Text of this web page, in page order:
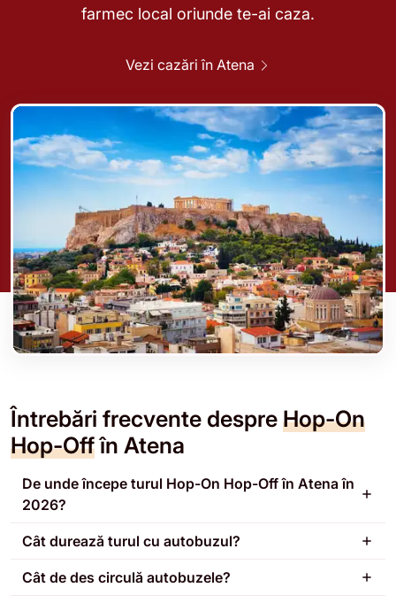
farmec local oriunde te-ai caza.
Vezi cazări în Atena
Întrebări frecvente despre Hop-On
Hop-Offîn Atena
De unde începe turul Hop-On Hop-Off în Atena în
2026?
Cât durează turul cu autobuzul?
Cât de des circulă autobuzele?